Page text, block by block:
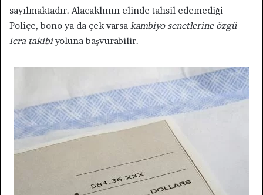
sayılmaktadır. Alacaklının elinde tahsil edemediği
Poliçe, bono ya da çek varsa kambiyo senetlerine özgü
icra takibiyoluna başvurabilir.